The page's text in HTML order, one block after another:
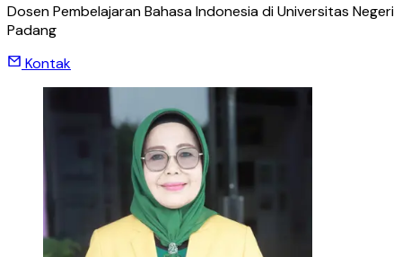
Dosen Pembelajaran Bahasa Indonesia di Universitas Negeri
Padang
Kontak